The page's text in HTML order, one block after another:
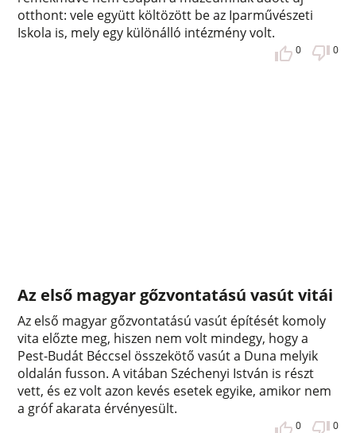
otthont: vele együtt költözött be az Iparművészeti
Iskola is, mely egy különálló intézmény volt.
0 0
Az első magyar gőzvontatású vasút vitái
Az első magyar gőzvontatású vasút építését komoly
vita előzte meg, hiszen nem volt mindegy, hogy a
Pest-Budát Béccsel összekötő vasút a Duna melyik
oldalán fusson. A vitában Széchenyi István is részt
vett, és ez volt azon kevés esetek egyike, amikor nem
a gróf akarata érvényesült.
0 0